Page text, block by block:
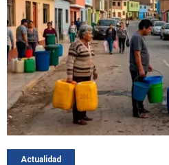
Actualidad